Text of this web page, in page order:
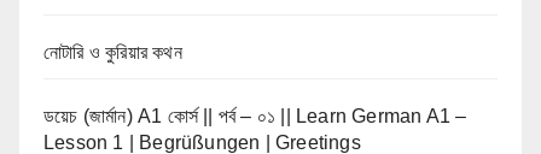
নোটারি ও কুরিয়ার কথন
ডয়েচ (জার্মান) A1 কোর্স || পর্ব – ০১ || Learn German A1 –
Lesson 1 | Begrüßungen | Greetings